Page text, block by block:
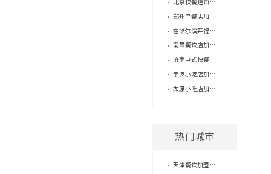
北京快餐连锁品牌有哪些？加盟门槛高吗？
郑州早餐店加盟费用高？小店模式才是突破口！
在哈尔滨开馄饨店赚钱吗？老品牌的轻量模式给你答案
南昌餐饮店加盟品牌里，为什么馄饨这个小店模型反而最稳
济南中式快餐加盟品牌，小本创业选哪个更稳？
宁波小吃店加盟有推荐的品牌吗？费用大概要多少？
太原小吃店加盟费用解析：低投入高赋能，抢占流量新机遇
热门城市
天津餐饮加盟店，2个人就能经营？